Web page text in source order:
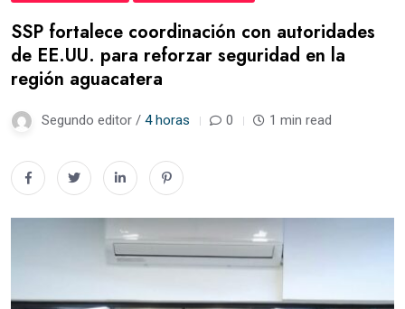
SSP fortalece coordinación con autoridades
de EE.UU. para reforzar seguridad en la
región aguacatera
Segundo editor / 4 horas 0 1 min read